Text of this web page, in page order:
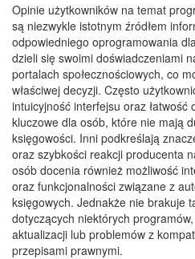
Opinie użytkowników na temat
są niezwykle istotnym źródłem
odpowiedniego oprogramowania
dzieli się swoimi doświadczeniami
portalach społecznościowych, co
właściwej decyzji. Często
intuicyjność interfejsu oraz łatwość
kluczowe dla osób, które nie mają
księgowości. Inni podkreślają
oraz szybkości reakcji producenta
osób docenia również możliwość
oraz funkcjonalności związane z
księgowych. Jednakże nie brakuje
dotyczących niektórych
aktualizacji lub problemów z
przepisami prawnymi.